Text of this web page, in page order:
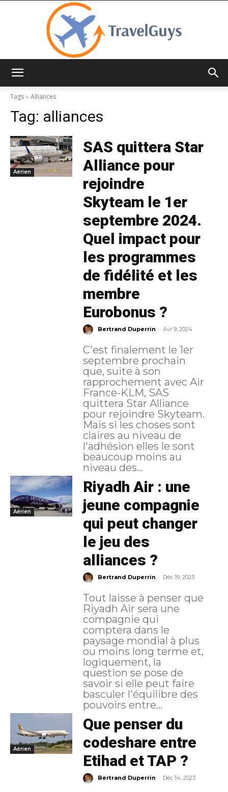
Tags
Alliances
Tag: alliances
Aérien
SAS quittera Star
Alliance pour
rejoindre
Skyteam le 1er
septembre 2024.
Quel impact pour
les programmes
de fidélité et les
membre
Eurobonus ?
Bertrand Duperrin - Avr 9, 2024
C'est finalement le 1er
septembre prochain
que, suite à son
rapprochement avec Air
France-KLM, SAS
quittera Star Alliance
pour rejoindre Skyteam.
Mais si les choses sont
claires au niveau de
l'adhésion elles le sont
beaucoup moins au
niveau des...
Aérien
Riyadh Air : une
jeune compagnie
qui peut changer
le jeu des
alliances ?
Bertrand Duperrin - Déc 19, 2023
Tout laisse à penser que
Riyadh Air sera une
compagnie qui
comptera dans le
paysage mondial à plus
ou moins long terme et,
logiquement, la
question se pose de
savoir si elle peut faire
basculer l'équilibre des
pouvoirs entre...
Aérien
Que penser du
codeshare entre
Etihad et TAP ?
Bertrand Duperrin - Déc 14, 2023